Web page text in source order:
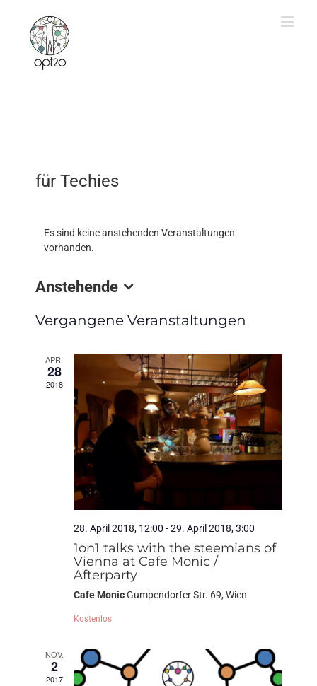
springen
für Techies
Es sind keine anstehenden Veranstaltungen
vorhanden.
Anstehende
wählen.
Vergangene Veranstaltungen
APR.
28
2018
28. April 2018, 12:00 -29. April 2018, 3:00
1on1 talks with the steemians of
Vienna at Cafe Monic /
Afterparty
Cafe MonicGumpendorfer Str. 69, Wien
Kostenlos
NOV.
2
2017